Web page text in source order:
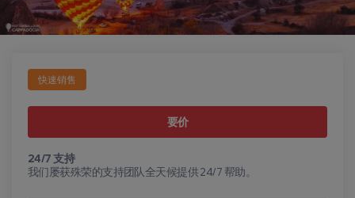
快速销售
要价
24/7 支持
我们屡获殊荣的支持团队全天候提供 24/7 帮助。